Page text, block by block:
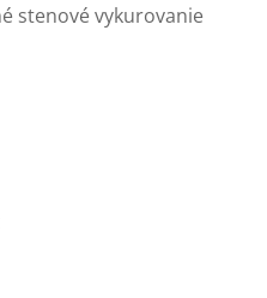
stenové vykurovanie